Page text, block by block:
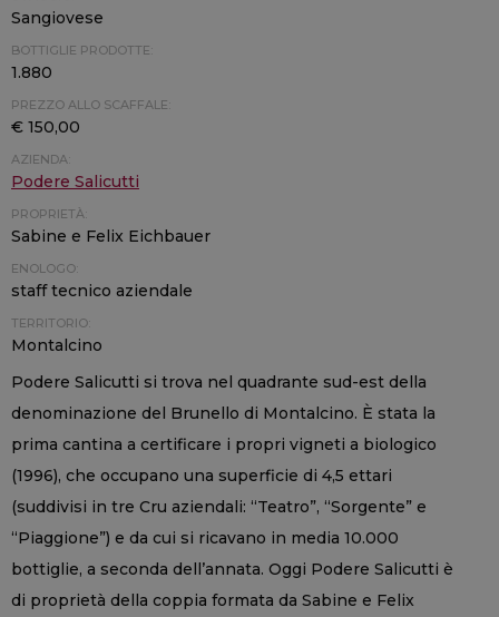
Sangiovese
BOTTIGLIE PRODOTTE:
1.880
PREZZO ALLO SCAFFALE:
€ 150,00
AZIENDA:
Podere Salicutti
PROPRIETÀ:
Sabine e Felix Eichbauer
ENOLOGO:
staff tecnico aziendale
TERRITORIO:
Montalcino
Podere Salicutti si trova nel quadrante sud-est della
denominazione del Brunello di Montalcino. È stata la
prima cantina a certificare i propri vigneti a biologico
(1996), che occupano una superficie di 4,5 ettari
(suddivisi in tre Cru aziendali: “Teatro”, “Sorgente” e
“Piaggione”) e da cui si ricavano in media 10.000
bottiglie, a seconda dell’annata. Oggi Podere Salicutti è
di proprietà della coppia formata da Sabine e Felix